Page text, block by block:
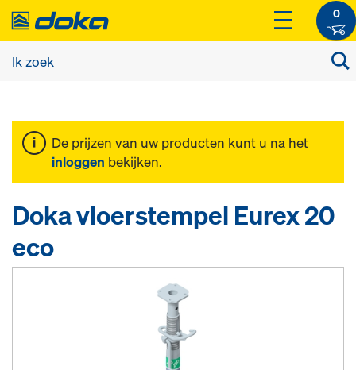
0
De prijzen van uw producten kunt u na het
inloggen bekijken.
Doka vloerstempel Eurex 20
eco